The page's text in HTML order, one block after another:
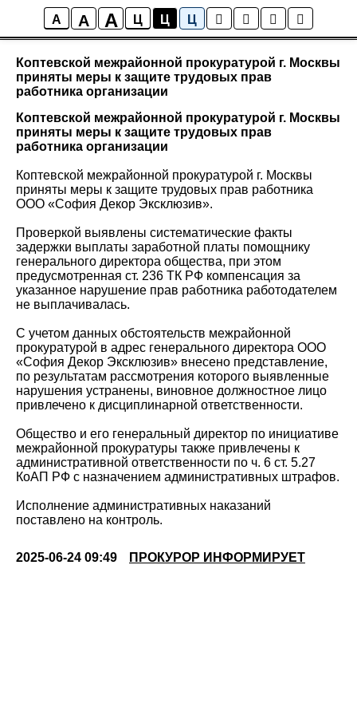
A A A Ц Ц Ц
Новости района Коптево
Коптевской межрайонной прокуратурой г. Москвы
приняты меры к защите трудовых прав
работника организации
Коптевской межрайонной прокуратурой г. Москвы
приняты меры к защите трудовых прав
работника организации
Коптевской межрайонной прокуратурой г. Москвы
приняты меры к защите трудовых прав работника
ООО «София Декор Эксклюзив».
Проверкой выявлены систематические факты
задержки выплаты заработной платы помощнику
генерального директора общества, при этом
предусмотренная ст. 236 ТК РФ компенсация за
указанное нарушение прав работника работодателем
не выплачивалась.
С учетом данных обстоятельств межрайонной
прокуратурой в адрес генерального директора ООО
«София Декор Эксклюзив» внесено представление,
по результатам рассмотрения которого выявленные
нарушения устранены, виновное должностное лицо
привлечено к дисциплинарной ответственности.
Общество и его генеральный директор по инициативе
межрайонной прокуратуры также привлечены к
административной ответственности по ч. 6 ст. 5.27
КоАП РФ с назначением административных штрафов.
Исполнение административных наказаний
поставлено на контроль.
2025-06-24 09:49 ПРОКУРОР ИНФОРМИРУЕТ